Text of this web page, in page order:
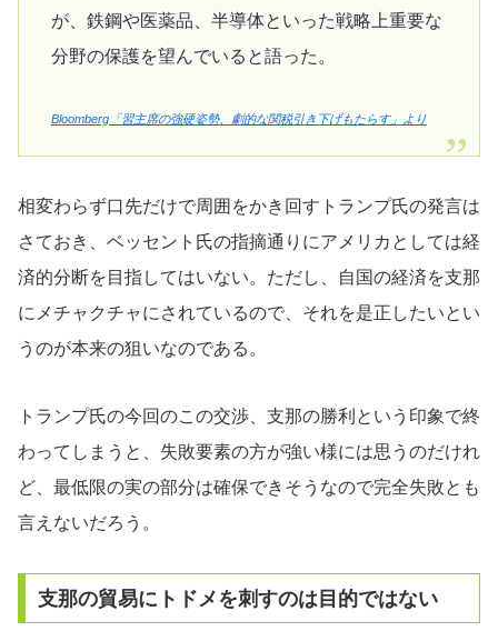
が、鉄鋼や医薬品、半導体といった戦略上重要な
分野の保護を望んでいると語った。
Bloomberg「習主席の強硬姿勢、劇的な関税引き下げもたらす」より
相変わらず口先だけで周囲をかき回すトランプ氏の発言は
さておき、ベッセント氏の指摘通りにアメリカとしては経
済的分断を目指してはいない。ただし、自国の経済を支那
にメチャクチャにされているので、それを是正したいとい
うのが本来の狙いなのである。
トランプ氏の今回のこの交渉、支那の勝利という印象で終
わってしまうと、失敗要素の方が強い様には思うのだけれ
ど、最低限の実の部分は確保できそうなので完全失敗とも
言えないだろう。
支那の貿易にトドメを刺すのは目的ではない